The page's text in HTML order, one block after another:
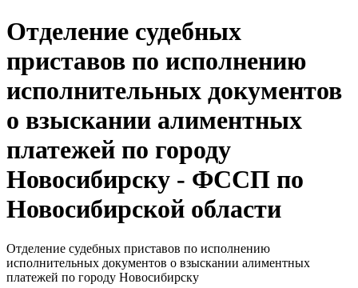
Отделение судебных
приставов по исполнению
исполнительных документов
о взыскании алиментных
платежей по городу
Новосибирску - ФССП по
Новосибирской области
Отделение судебных приставов по исполнению
исполнительных документов о взыскании алиментных
платежей по городу Новосибирску